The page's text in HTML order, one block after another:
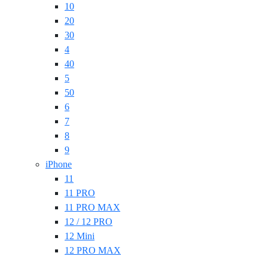
10
20
30
4
40
5
50
6
7
8
9
iPhone
11
11 PRO
11 PRO MAX
12 / 12 PRO
12 Mini
12 PRO MAX